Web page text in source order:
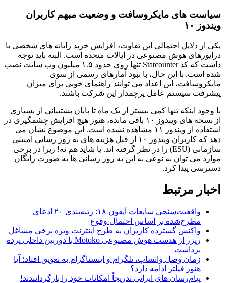
سیاست های مایکروسافت و وضعیت مبهم کاربران
ویندوز ۱۰
یکی از دلایل احتمالی این تفاوت، افزایش خرید رایانه های شخصی با
درایورهای هوش مصنوعی در ایالات متحده است. البته باید توجه
داشت که کد Statcounter تنها روی حدود ۱.۵ میلیون وب سایت نصب
شده است. با این حال، با نبود آمارهای رسمی از سوی
مایکروسافت، این اعداد می توانند راهنمای خوبی برای میزان
پیشرفت سیستم عامل پرچمدار این شرکت باشند.
با وجود اینکه تنها کمی بیشتر از یک ماه تا پایان پشتیبانی از بسیاری
از نسخه های ویندوز ۱۰ باقی مانده، هنوز هیچ افزایش چشمگیری در
استفاده از ویندوز ۱۱ مشاهده نشده است. این موضوع نشان می
دهد که کاربران ویندوز ۱۰ از قبل هزینه های به روز رسانی امنیتی
سازمانی (ESU) را در نظر گرفته اند. یا شاید هم نه! زیرا در برخی
موارد می توان به نوعی به این به روز رسانی ها به صورت رایگان
دسترسی پیدا کرد.
اخبار مرتبط
واقعیت‌سنجی شایعات آیفون ۱۸: رتبه‌بندی ۲۰ ادعای
مطرح‌شده بر اساس احتمال وقوع
واکنش گسترده کاربران به طرح اینترنت ویژه برخی مشاغل
ریزر از هدست هوش مصنوعی Motoko با دوربین داخلی پرده
برداشت
زمان وصل واتساپ، تلگرام و اینستاگرام به تعویق افتاد؛ آیا
هنوز فیلتر ادامه دارد؟
پیام‌رسان‌ های ایرانی تدریجاً امکانات خود را بازگردانندند!